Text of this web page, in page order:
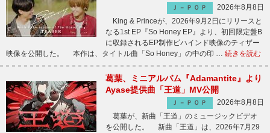
Ｊ－ＰＯＰ
2026年8月8日
King & Princeが、2026年9月2日にリリースと
なる1st EP『So Honey EP』より、初回限定盤B
に収録されるEP制作ビハインド映像のティザー
映像を公開した。 本作は、タイトル曲「So Honey」の中の印 … 続きを読む
葛葉、ミニアルバム『Adamantite』より
Ayase提供曲「王道」MV公開
Ｊ－ＰＯＰ
2026年8月8日
葛葉が、新曲「王道」のミュージックビデオ
を公開した。 新曲「王道」は、2026年7月29